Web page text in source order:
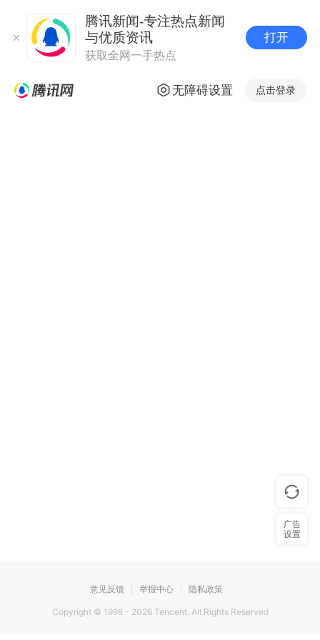
腾讯新闻-专注热点新闻
与优质资讯
获取全网一手热点
打开
无障碍设置 点击登录
意见反馈 举报中心 隐私政策
Copyright © 1998 - 2026Tencent. All Rights Reserved
广告
设置